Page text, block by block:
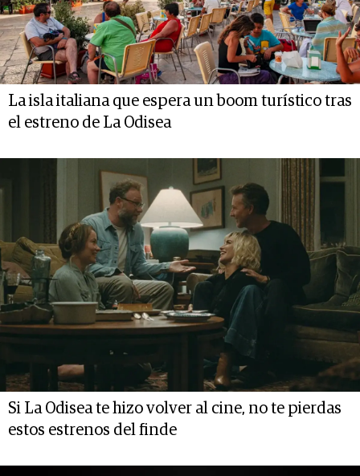
La isla italiana que espera un boom turístico tras
el estreno de La Odisea
Si La Odisea te hizo volver al cine, no te pierdas
estos estrenos del finde